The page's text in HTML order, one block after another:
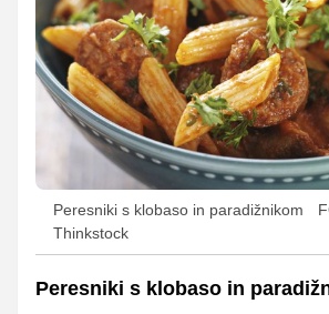
Peresniki s klobaso in paradižnikom
Thinkstock
Peresniki s klobaso in